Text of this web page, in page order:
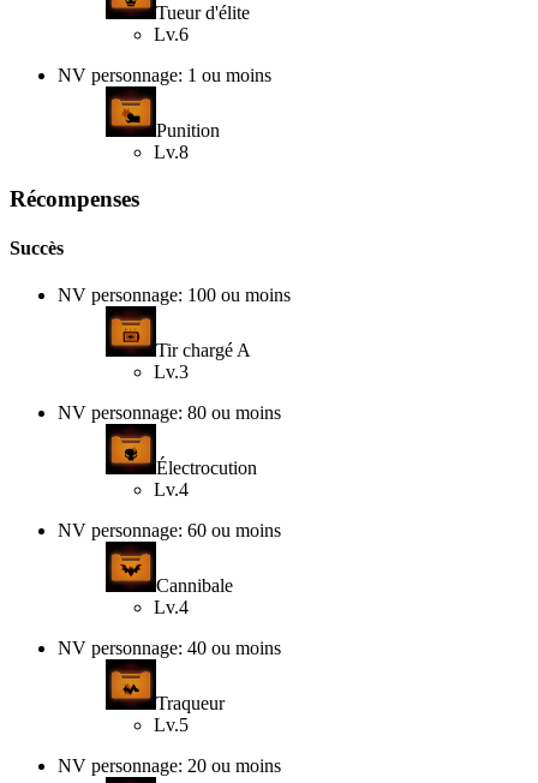
Tueur d'élite
Lv.6
NV personnage: 1 ou moins
Punition
Lv.8
Récompenses
Succès
NV personnage: 100 ou moins
Tir chargé A
Lv.3
NV personnage: 80 ou moins
Électrocution
Lv.4
NV personnage: 60 ou moins
Cannibale
Lv.4
NV personnage: 40 ou moins
Traqueur
Lv.5
NV personnage: 20 ou moins